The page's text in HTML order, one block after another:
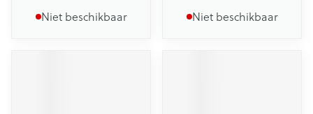
Niet beschikbaar Niet beschikbaar